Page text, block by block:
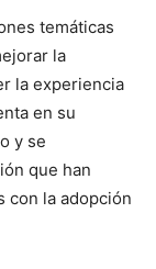
temáticas
la
la experiencia
en su
y se
que han
con la adopción